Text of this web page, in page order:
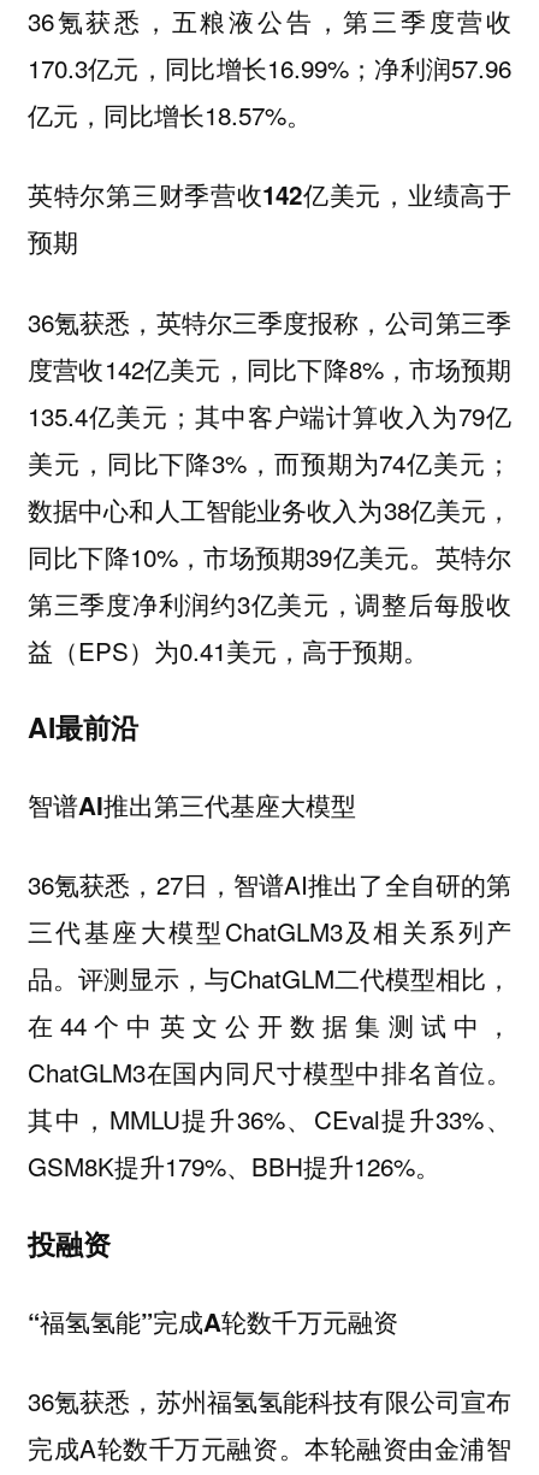
36氪获悉，五粮液公告，第三季度营收
170.3亿元，同比增长16.99%；净利润57.96
亿元，同比增长18.57%。
英特尔第三财季营收142亿美元，业绩高于
预期
36氪获悉，英特尔三季度报称，公司第三季
度营收142亿美元，同比下降8%，市场预期
135.4亿美元；其中客户端计算收入为79亿
美元，同比下降3%，而预期为74亿美元；
数据中心和人工智能业务收入为38亿美元，
同比下降10%，市场预期39亿美元。英特尔
第三季度净利润约3亿美元，调整后每股收
益（EPS）为0.41美元，高于预期。
AI最前沿
智谱AI推出第三代基座大模型
36氪获悉，27日，智谱AI推出了全自研的第
三代基座大模型ChatGLM3及相关系列产
品。评测显示，与ChatGLM二代模型相比，
在44个中英文公开数据集测试中，
ChatGLM3在国内同尺寸模型中排名首位。
其中，MMLU提升36%、CEval提升33%、
GSM8K提升179%、BBH提升126%。
投融资
“福氢氢能”完成A轮数千万元融资
36氪获悉，苏州福氢氢能科技有限公司宣布
完成A轮数千万元融资。本轮融资由金浦智